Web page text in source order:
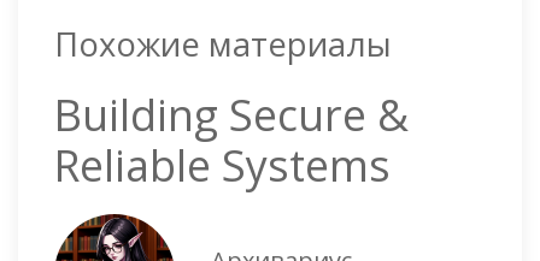
Похожие материалы
Building Secure &
Reliable Systems